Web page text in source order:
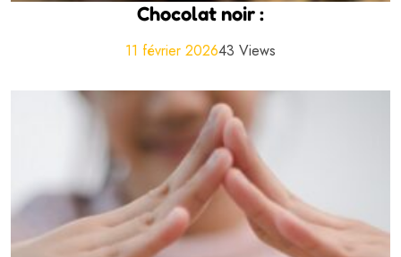
Chocolat noir :
11 février 202643 Views